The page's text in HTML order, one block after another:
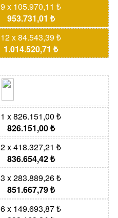
9 x 105.970,11 ₺
953.731,01 ₺
12 x 84.543,39 ₺
1.014.520,71 ₺
1 x 826.151,00 ₺
826.151,00 ₺
2 x 418.327,21 ₺
836.654,42 ₺
3 x 283.889,26 ₺
851.667,79 ₺
6 x 149.693,87 ₺